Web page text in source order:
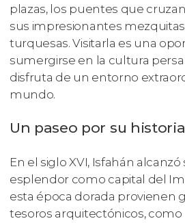
plazas, los puentes que
sus impresionantes
turquesas. Visitarla es una
sumergirse en la cultura
disfruta de un entorno
mundo.
Un paseo por su historia
En el siglo XVI, Isfahán
esplendor como capital del
esta época dorada provienen
tesoros arquitectónicos, como